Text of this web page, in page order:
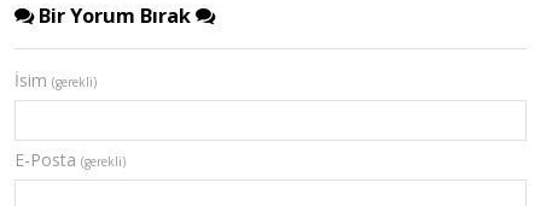
Bir Yorum Bırak
İsim (gerekli)
E-Posta (gerekli)